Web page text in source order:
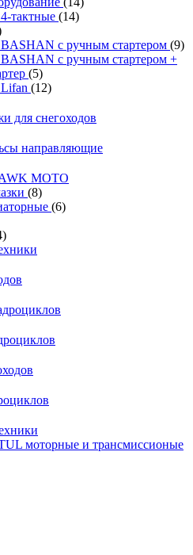
тактные (14)
с ручным стартером (9)
с ручным стартером +
(5)
(12)
для снегоходов
направляющие
MOTO
(8)
(6)
моторные и трансмиссионые